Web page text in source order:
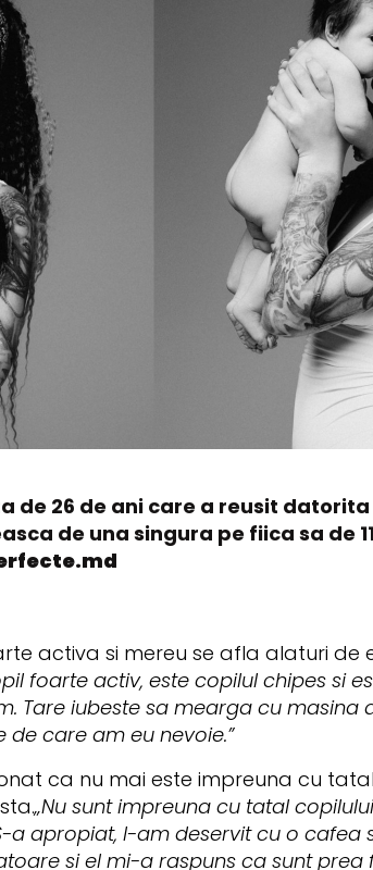
de 26 de ani care a reusit
de una singura pe fiica sa de
activa si mereu se afla alaturi de
foarte activ, este copilul chipes si
Tare iubeste sa mearga cu masina
care am eu nevoie.”
ca nu mai este impreuna cu
„Nu sunt impreuna cu tatal
a apropiat, l-am deservit cu o
si el mi-a raspuns ca sunt